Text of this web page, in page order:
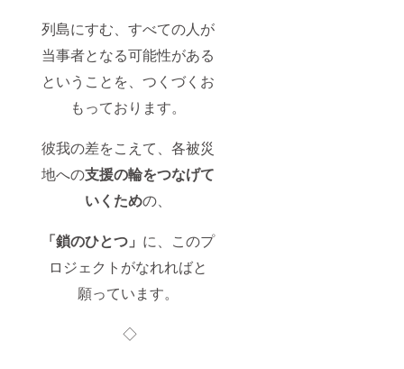
列島にすむ、すべての人が
当事者となる可能性がある
ということを、つくづくお
もっております。
彼我の差をこえて、各被災
地への支援の輪をつなげて
いくための、
「鎖のひとつ」 に、このプ
ロジェクトがなれればと
願っています。
◇